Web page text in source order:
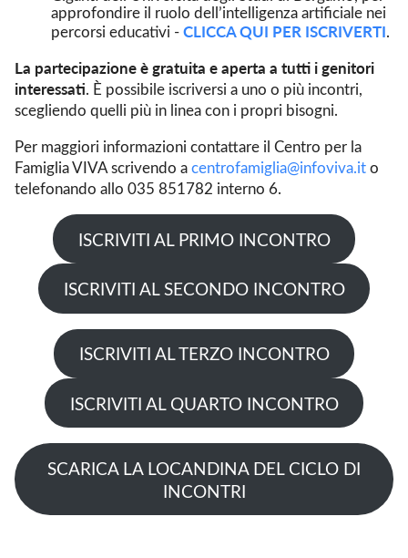
approfondire il ruolo dell’intelligenza artificiale nei
percorsi educativi -CLICCA QUI PER ISCRIVERTI.
La partecipazione è gratuita e aperta a tutti i genitori
interessati. È possibile iscriversi a uno o più incontri,
scegliendo quelli più in linea con i propri bisogni.
Per maggiori informazioni contattare il Centro per la
Famiglia VIVA scrivendo acentrofamiglia@infoviva.ito
telefonando allo 035 851782 interno 6.
ISCRIVITI AL PRIMO INCONTRO
ISCRIVITI AL SECONDO INCONTRO
ISCRIVITI AL TERZO INCONTRO
ISCRIVITI AL QUARTO INCONTRO
SCARICA LA LOCANDINA DEL CICLO DI
INCONTRI